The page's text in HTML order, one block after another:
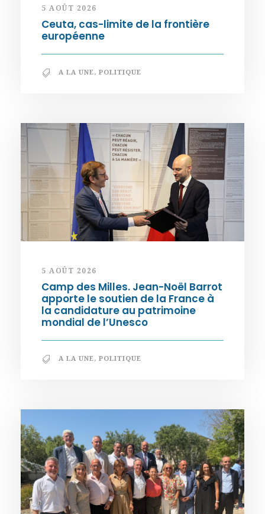
5 AOÛT 2026
Ceuta, cas-limite de la frontière
européenne
A LA UNE, POLITIQUE
5 AOÛT 2026
Camp des Milles. Jean-Noël Barrot
apporte le soutien de la France à
la candidature au patrimoine
mondial de l’Unesco
A LA UNE, POLITIQUE